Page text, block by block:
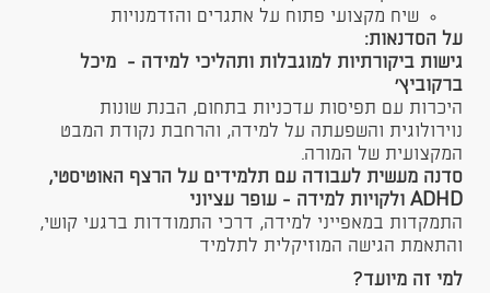
שיח מקצועי פתוח על אתגרים והזדמנויות
על הסדנאות:
גישות ביקורתיות למוגבלות ותהליכי למידה - מיכל
ברקוביץ'
היכרות עם תפיסות עדכניות בתחום, הבנת שונות
נוירולוגית והשפעתה על למידה, והרחבת נקודת המבט
המקצועית של המורה.
סדנה מעשית לעבודה עם תלמידים על הרצף האוטיסטי,
ADHD ולקויות למידה -
עופר עציוני
התמקדות במאפייני למידה, דרכי התמודדות ברגעי קושי,
והתאמת הגישה המוזיקלית לתלמיד
למי זה מיועד?